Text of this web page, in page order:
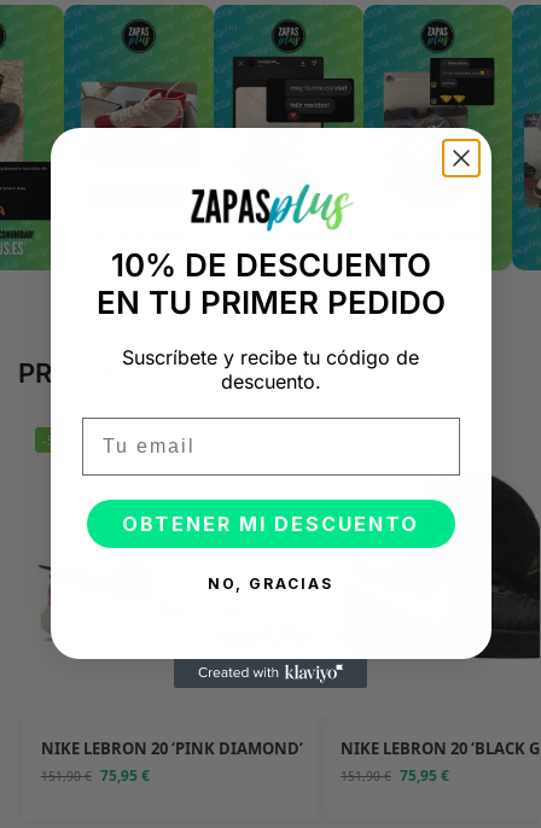
PRODUCTOS RELACIONADOS
-50%
NIKE LEBRON 20 ‘PINK DIAMOND’
151,90€ 75,95€
NIKE LEBRON 20 ‘BLACK
151,90€ 75,95€
10% DE DESCUENTO
EN TU PRIMER PEDIDO
Suscríbete y recibe tu código de
descuento.
OBTENER MI DESCUENTO
NO, GRACIAS